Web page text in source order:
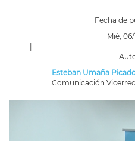
Fecha de
Mié, 06/
|
Esteban Umaña
Comunicación